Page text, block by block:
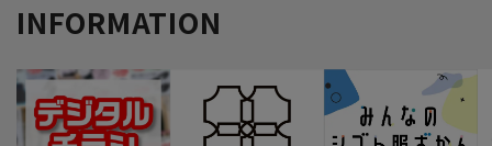
INFORMATION